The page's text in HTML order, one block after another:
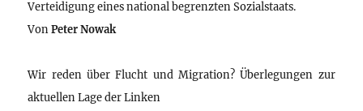
Verteidigung eines national begrenzten Sozialstaats.
VonPeter Nowak
Wir reden über Flucht und Migration? Überlegungen zur
aktuellen Lage der Linken